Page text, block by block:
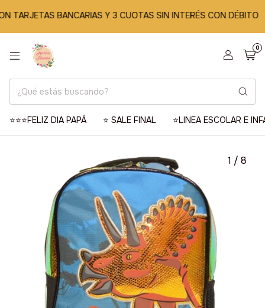
BANCARIAS Y 3 CUOTAS SIN INTERÉS CON DÉBITO 🔥
0
⭐️⭐️⭐️FELIZ DIA PAPÁ ⭐️ SALE FINAL ⭐️LINEA ESCOLAR E
1 / 8